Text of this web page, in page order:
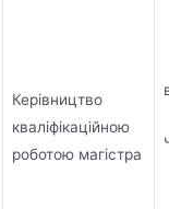
Керівництво
кваліфікаційною
роботою магістра